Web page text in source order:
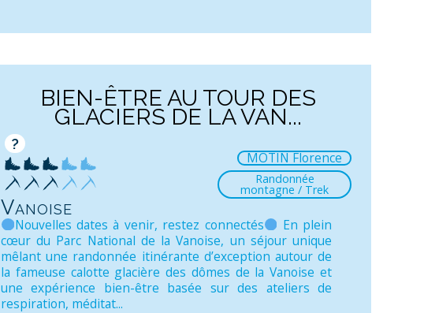
BIEN-ÊTRE AU TOUR DES
GLACIERS DE LA VAN...
?
Vanoise
MOTIN Florence
Randonnée
montagne / Trek
Nouvelles dates à venir, restez connectés
En plein
cœur du Parc National de la Vanoise, un séjour unique
mêlant une randonnée itinérante d’exception autour de
la fameuse calotte glacière des dômes de la Vanoise et
une expérience bien-être basée sur des ateliers de
respiration, méditat...